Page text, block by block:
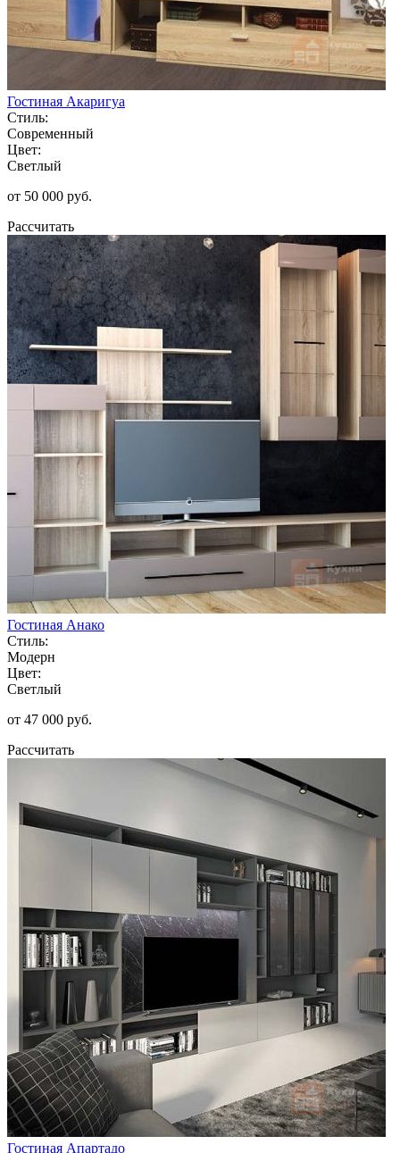
Гостиная Акаригуа
Стиль:
Современный
Цвет:
Светлый
от 50 000 руб.
Рассчитать
Гостиная Анако
Стиль:
Модерн
Цвет:
Светлый
от 47 000 руб.
Рассчитать
Гостиная Апартадо